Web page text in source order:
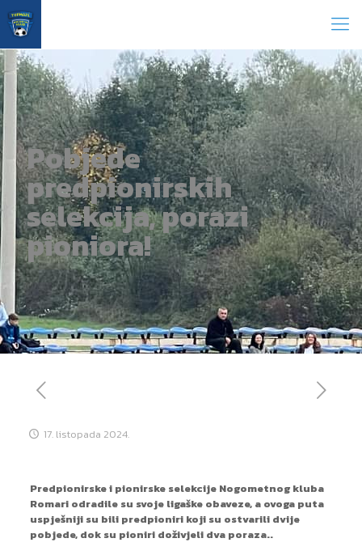
Pobjede
predpionirskih
selekcija, porazi
pioniora!
17. listopada 2024.
Predpionirske i pionirske selekcije Nogometnog kluba
Romari odradile su svoje ligaške obaveze, a ovoga puta
uspješniji su bili predpioniri koji su ostvarili dvije
pobjede, dok su pioniri doživjeli dva poraza..